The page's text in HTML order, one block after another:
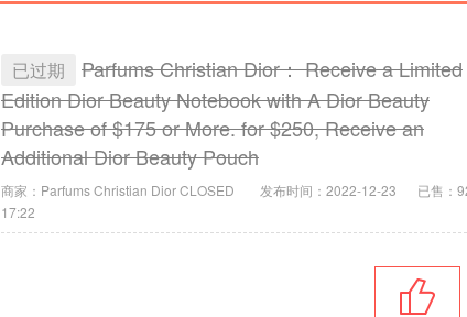
已过期
Parfums Christian Dior： Receive a Limited
Edition Dior Beauty Notebook with A Dior Beauty
Purchase of $175 or More. for $250, Receive an
Additional Dior Beauty Pouch
已售：
商家：Parfums Christian Dior CLOSED
发布时间：2022-12-23
17:22